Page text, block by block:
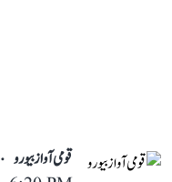
قومی آواز بیورو